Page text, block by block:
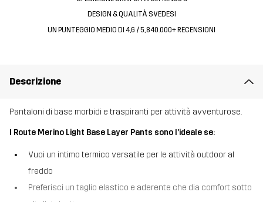
DESIGN & QUALITÀ SVEDESI
UN PUNTEGGIO MEDIO DI 4,6 / 5, 840.000+ RECENSIONI
Descrizione
Pantaloni di base morbidi e traspiranti per attività avventurose.
I Route Merino Light Base Layer Pants sono l’ideale se:
Vuoi un intimo termico versatile per le attività outdoor al
freddo
Preferisci un taglio elastico e aderente che dia comfort sotto